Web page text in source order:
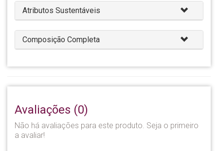
Atributos Sustentáveis
Composição Completa
Avaliações (0)
Não há avaliações para este produto. Seja o primeiro
a avaliar!